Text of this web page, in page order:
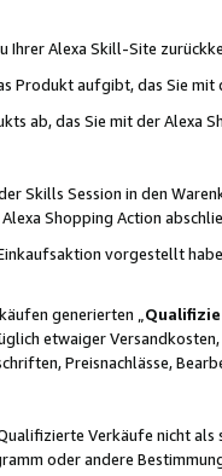
Alexa Skill-Site
Produkt aufgibt, das Sie mit
ab, das Sie mit der Alexa
Skills Session in den
Shopping Action
vorgestellt
generierten „
etwaiger
Preisnachlässe,
Verkäufe nicht
oder andere